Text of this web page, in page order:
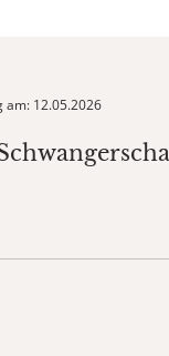
am: 12.05.2026